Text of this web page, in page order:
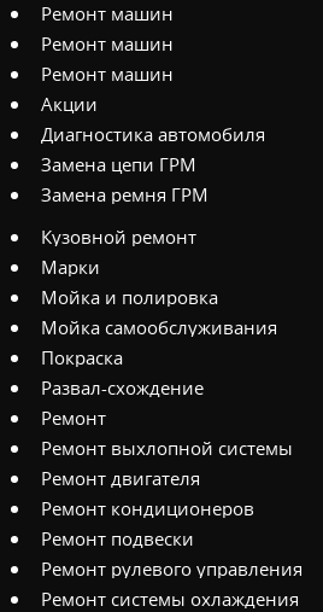
Ремонт машин
Ремонт машин
Ремонт машин
Акции
Диагностика автомобиля
Замена цепи ГРМ
Замена ремня ГРМ
Кузовной ремонт
Марки
Мойка и полировка
Мойка самообслуживания
Покраска
Развал-схождение
Ремонт
Ремонт выхлопной системы
Ремонт двигателя
Ремонт кондиционеров
Ремонт подвески
Ремонт рулевого управления
Ремонт системы охлаждения